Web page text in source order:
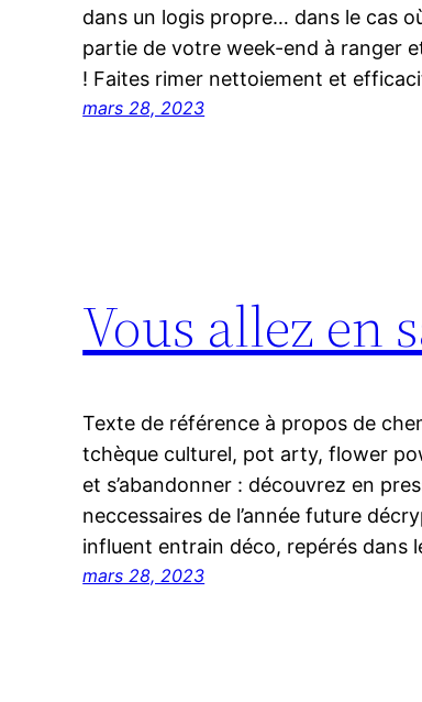
dans un logis propre… dans le cas
partie de votre week-end à ranger
! Faites rimer nettoiement et
mars 28, 2023
Vous allez en
Texte de référence à propos de
tchèque culturel, pot arty, flower
et s’abandonner : découvrez en
neccessaires de l’année future
influent entrain déco, repérés dans
mars 28, 2023